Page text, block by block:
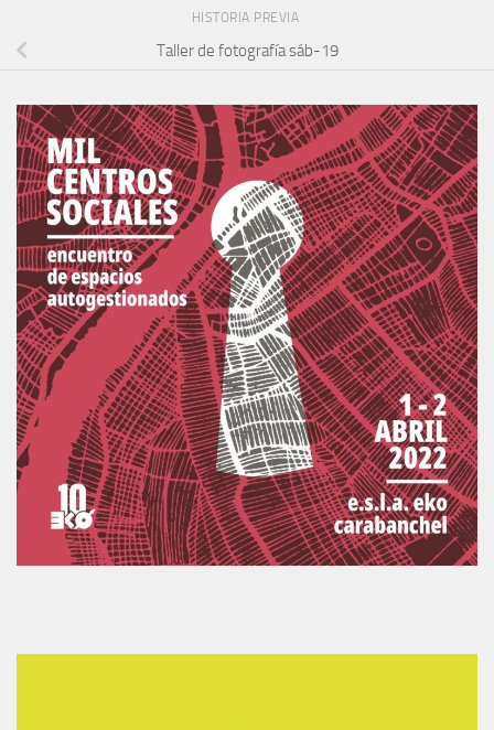
HISTORIA PREVIA
Taller de fotografía sáb-19